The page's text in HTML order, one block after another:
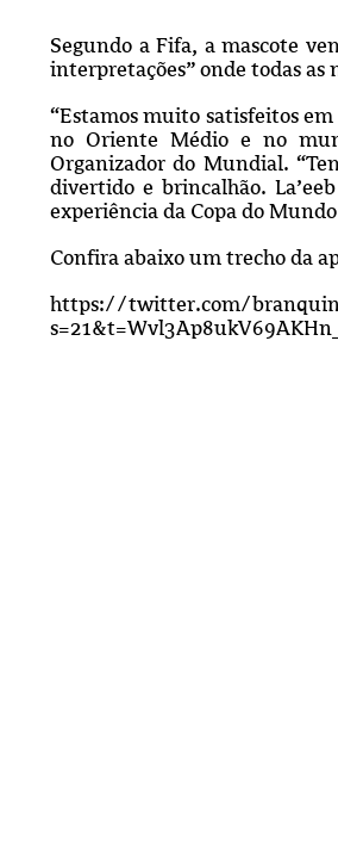
Segundo a Fifa, a mascote
interpretações” onde todas as
“Estamos muito satisfeitos
no Oriente Médio e no
Organizador do Mundial.
divertido e brincalhão.
experiência da Copa do
Confira abaixo um trecho da
https://twitter.com/